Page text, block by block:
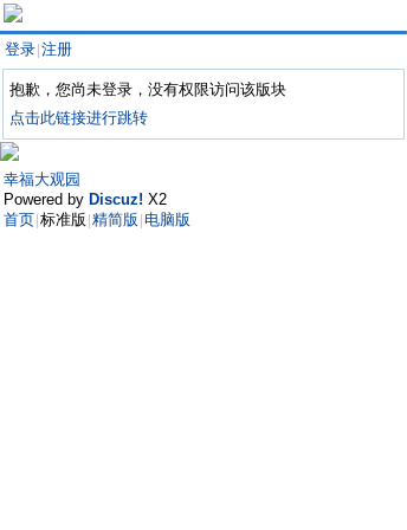
登录 注册
抱歉，您尚未登录，没有权限访问该版块
点击此链接进行跳转
幸福大观园
Powered by Discuz! X2
首页 标准版 精简版 电脑版